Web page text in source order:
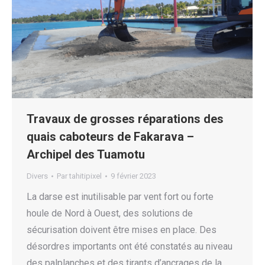
Travaux de grosses réparations des
quais caboteurs de Fakarava –
Archipel des Tuamotu
Divers Partahitipixel 9 février 2023
La darse est inutilisable par vent fort ou forte
houle de Nord à Ouest, des solutions de
sécurisation doivent être mises en place. Des
désordres importants ont été constatés au niveau